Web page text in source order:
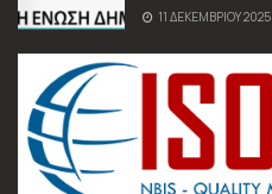
11 ΔΕΚΕΜΒΡΊΟΥ 2025